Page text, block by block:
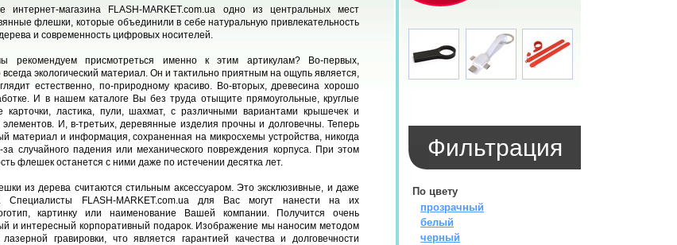
интернет-магазина FLASH-MARKET.com.ua одно из центральных мест
флешки, которые объединили в себе натуральную привлекательность
и современность цифровых носителей.
рекомендуем присмотреться именно к этим артикулам? Во-первых,
экологический материал. Он и тактильно приятным на ощупь является,
естественно, по-природному красиво. Во-вторых, древесина хорошо
И в нашем каталоге Вы без труда отыщите прямоугольные, круглые
ластика, пули, шахмат, с различными вариантами крышечек и
И, в-третьих, деревянные изделия прочны и долговечны. Теперь
материал и информация, сохраненная на микросхемы устройства, никогда
случайного падения или механического повреждения корпуса. При этом
флешек останется с ними даже по истечении десятка лет.
из дерева считаются стильным аксессуаром. Это эксклюзивные, и даже
Специалисты FLASH-MARKET.com.ua для Вас могут нанести на их
картинку или наименование Вашей компании. Получится очень
и интересный корпоративный подарок. Изображение мы наносим методом
гравировки, что является гарантией качества и долговечности
Фильтрация
По цвету
прозрачный
белый
черный